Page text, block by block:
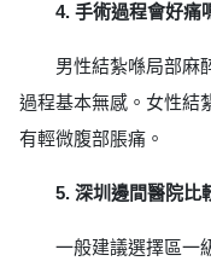
4. 手術過程會好痛
男性結紮喺局部麻
過程基本無感。女性結
有輕微腹部脹痛。
5. 深圳邊間醫院比
一般建議選擇區一